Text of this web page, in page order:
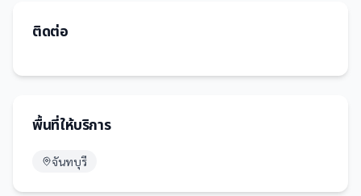
ติดต่อ
พื้นที่ให้บริการ
จันทบุรี